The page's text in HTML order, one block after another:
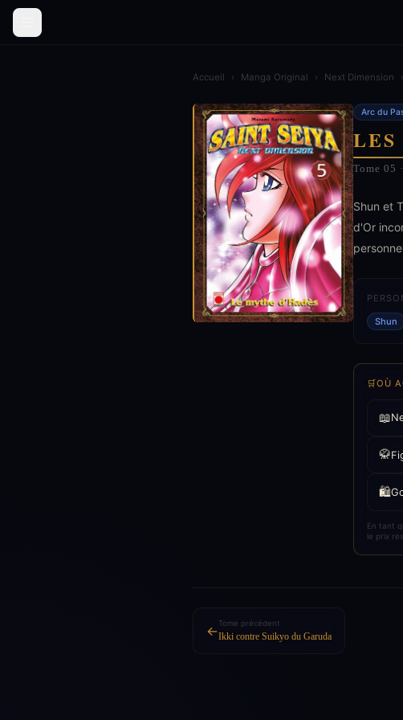
Accueil › Manga Original › Next Dimension ›
Arc du
LES
Tome 05
Shun et
d'Or
Shun
🛒OÙ
📖
🥋
🛍️
En tant
le prix
←Tome précédent
Ikki contre Suikyo du Garuda